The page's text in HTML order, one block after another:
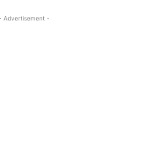
Advertisement -